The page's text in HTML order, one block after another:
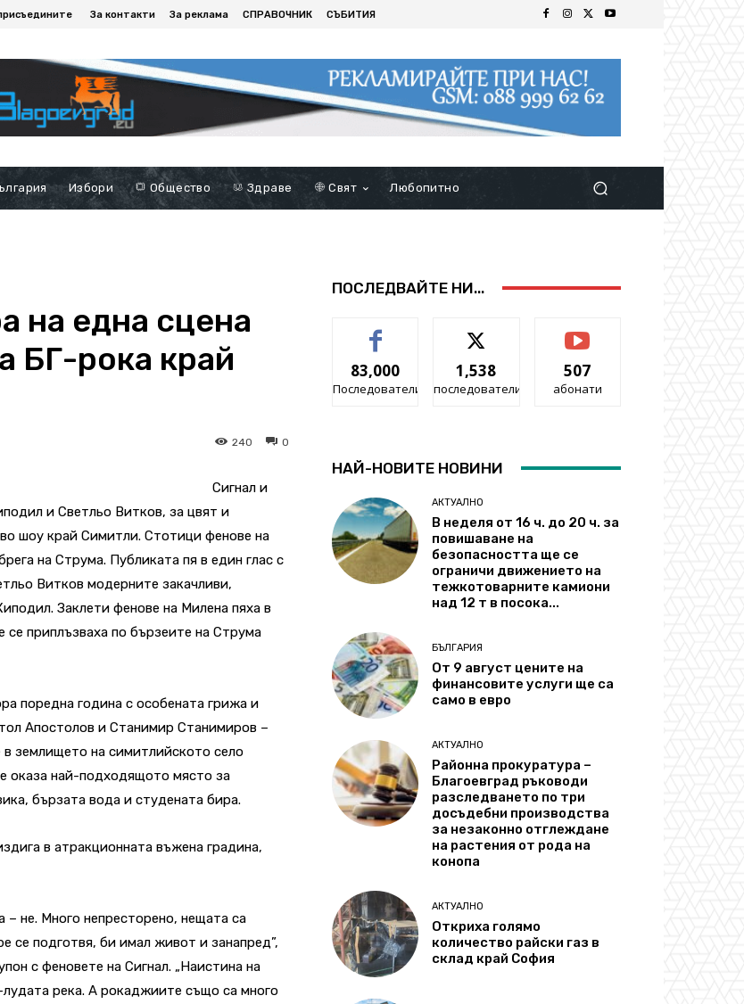
За контакти За реклама СПРАВОЧНИК СЪБИТИЯ
Избори Общество Здраве Свят Любопитно
на една сцена
БГ-рока край
0
240
Сигнал и
и Светльо Витков, за цвят и
шоу край Симитли. Стотици фенове на
на Струма. Публиката пя в един глас с
Витков модерните закачливи,
Заклети фенове на Милена пяха в
приплъзваха по бързеите на Струма
поредна година с особената грижа и
Апостолов и Станимир Станимиров –
землището на симитлийското село
оказа най-подходящото място за
бързата вода и студената бира.
в атракционната въжена градина,
– не. Много непресторено, нещата са
се подготвя, би имал живот и занапред”,
с феновете на Сигнал. „Наистина на
река. А рокаджиите също са много
ПОСЛЕДВАЙТЕ НИ...
83,000
Последователи
1,538
последователи
507
абонати
НАЙ-НОВИТЕ НОВИНИ
АКТУАЛНО
В неделя от 16 ч. до 20 ч. за
повишаване на
безопасността ще се
ограничи движението на
тежкотоварните камиони
над 12 т в посока...
БЪЛГАРИЯ
От 9 август цените на
финансовите услуги ще са
само в евро
АКТУАЛНО
Районна прокуратура –
Благоевград ръководи
разследването по три
досъдебни производства
за незаконно отглеждане
на растения от рода на
конопа
АКТУАЛНО
Откриха голямо
количество райски газ в
склад край София